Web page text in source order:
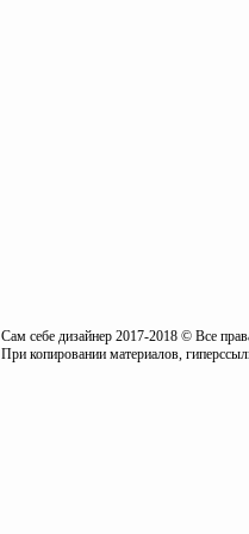
Сам себе дизайнер 2017-2018 © Все
При копировании материалов,